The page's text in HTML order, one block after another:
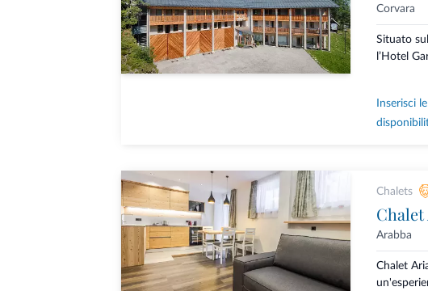
Corvara
Situato
l’Hotel
Inserisci
Chalets
Arabba
Chalet